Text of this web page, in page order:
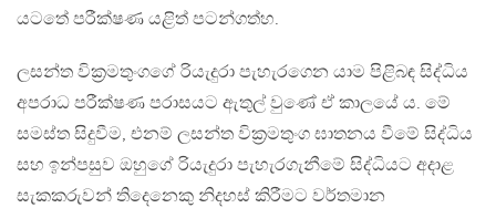
යටතේ පරීක්ෂණ යළිත් පටන්ගත්හ.
ලසන්ත වික්‍රමතුංගගේ රියැදුරා පැහැරගෙන යාම පිළිබඳ සිද්ධිය
අපරාධ පරීක්ෂණ පරාසයට ඇතුල් වුණේ ඒ කාලයේ ය. මේ
සමස්ත සිදුවීම, එනම් ලසන්ත වික්‍රමතුංග ඝාතනය වීමේ සිද්ධිය
සහ ඉන්පසුව ඔහුගේ රියැදුරා පැහැරගැනීමේ සිද්ධියට අදාළ
සැකකරුවන් තිදෙනෙකු නිදහස් කිරීමට වර්තමාන